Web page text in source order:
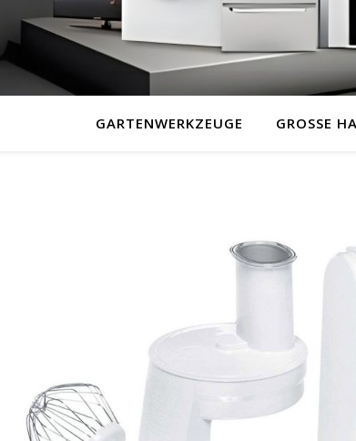
GARTENWERKZEUGE GROSSE